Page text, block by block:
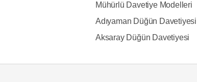
Mühürlü Davetiye Modelleri
Adıyaman Düğün Davetiyesi
Aksaray Düğün Davetiyesi